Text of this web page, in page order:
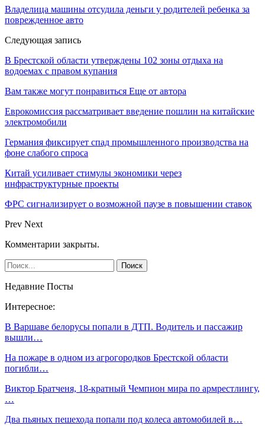
Владелица машины отсудила деньги у родителей ребенка за
поврежденное авто
Следующая запись
В Брестской области утверждены 102 зоны отдыха на
водоемах с правом купания
Вам также могут понравиться Еще от автора
Еврокомиссия рассматривает введение пошлин на китайские
электромобили
Германия фиксирует спад промышленного производства на
фоне слабого спроса
Китай усиливает стимулы экономики через
инфраструктурные проекты
ФРС сигнализирует о возможной паузе в повышении ставок
Prev Next
Комментарии закрыты.
Недавние Посты
Интересное:
В Варшаве белорусы попали в ДТП. Водитель и пассажир
вышли…
На пожаре в одном из агрогородков Брестской области
погибли…
Виктор Братченя, 18-кратный Чемпион мира по армрестлингу,
…
Два пьяных пешехода попали под колеса автомобилей в…